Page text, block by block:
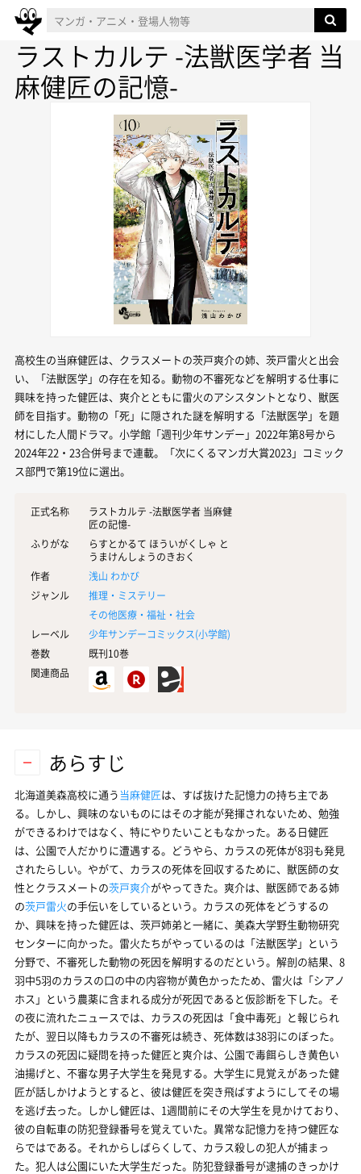
ラストカルテ -法獣医学者 当
麻健匠の記憶-
高校生の当麻健匠は、クラスメートの茨戸爽介の姉、茨戸雷火と出会
い、「法獣医学」の存在を知る。動物の不審死などを解明する仕事に
興味を持った健匠は、爽介とともに雷火のアシスタントとなり、獣医
師を目指す。動物の「死」に隠された謎を解明する「法獣医学」を題
材にした人間ドラマ。小学館「週刊少年サンデー」2022年第8号から
2024年22・23合併号まで連載。「次にくるマンガ大賞2023」コミック
ス部門で第19位に選出。
正式名称
ラストカルテ -法獣医学者 当麻健
匠の記憶-
ふりがな
らすとかるて ほういがくしゃ と
うまけんしょうのきおく
作者
浅山 わかび
ジャンル
推理・ミステリー
その他医療・福祉・社会
レーベル
少年サンデーコミックス(小学館)
巻数
既刊10巻
関連商品
あらすじ
北海道美森高校に通う当麻健匠は、すば抜けた記憶力の持ち主であ
る。しかし、興味のないものにはその才能が発揮されないため、勉強
ができるわけではなく、特にやりたいこともなかった。ある日健匠
は、公園で人だかりに遭遇する。どうやら、カラスの死体が8羽も発見
されたらしい。やがて、カラスの死体を回収するために、獣医師の女
性とクラスメートの茨戸爽介がやってきた。爽介は、獣医師である姉
の茨戸雷火の手伝いをしているという。カラスの死体をどうするの
か、興味を持った健匠は、茨戸姉弟と一緒に、美森大学野生動物研究
センターに向かった。雷火たちがやっているのは「法獣医学」という
分野で、不審死した動物の死因を解明するのだという。解剖の結果、8
羽中5羽のカラスの口の中の内容物が黄色かったため、雷火は「シアノ
ホス」という農薬に含まれる成分が死因であると仮診断を下した。そ
の夜に流れたニュースでは、カラスの死因は「食中毒死」と報じられ
たが、翌日以降もカラスの不審死は続き、死体数は38羽にのぼった。
カラスの死因に疑問を持った健匠と爽介は、公園で毒餌らしき黄色い
油揚げと、不審な男子大学生を発見する。大学生に見覚えがあった健
匠が話しかけようとすると、彼は健匠を突き飛ばすようにしてその場
を逃げ去った。しかし健匠は、1週間前にその大学生を見かけており、
彼の自転車の防犯登録番号を覚えていた。異常な記憶力を持つ健匠な
らではである。それからしばらくして、カラス殺しの犯人が捕まっ
た。犯人は公園にいた大学生だった。防犯登録番号が逮捕のきっかけ